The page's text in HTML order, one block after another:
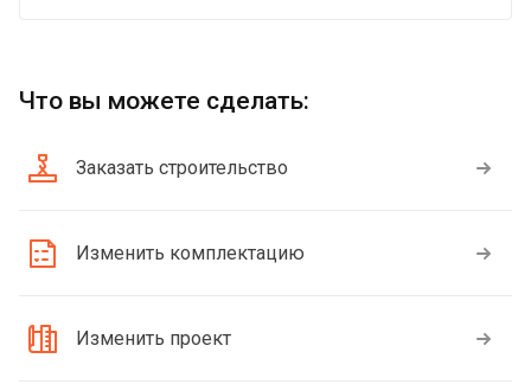
Что вы можете сделать:
Заказать строительство
Изменить комплектацию
Изменить проект